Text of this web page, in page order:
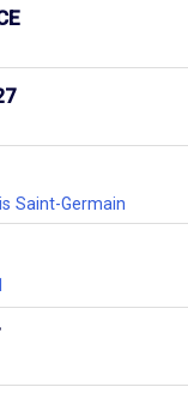
Saint-Germain